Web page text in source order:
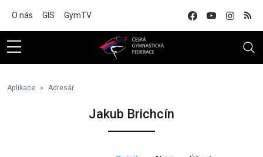
O nás GIS GymTV
Aplikace Adresář
Jakub Brichcín